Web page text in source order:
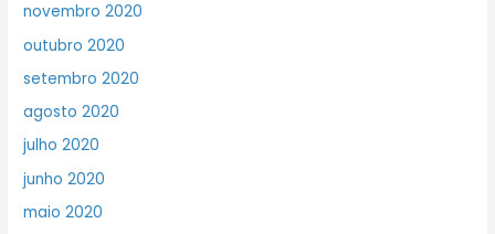
novembro 2020
outubro 2020
setembro 2020
agosto 2020
julho 2020
junho 2020
maio 2020